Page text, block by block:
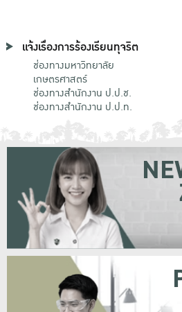
แจ้งเรื่องการร้องเรียนทุจริต
ช่องทางมหาวิทยาลัย
เกษตรศาสตร์
ช่องทางสำนักงาน ป.ป.ช.
ช่องทางสำนักงาน ป.ป.ท.